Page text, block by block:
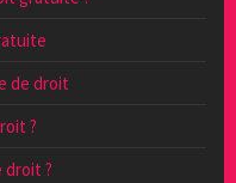
de droit
?
droit ?